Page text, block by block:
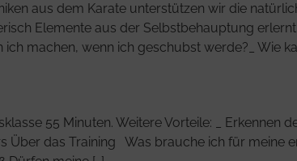
aus dem Karate ­unterstützen wir die
Elemente aus der Selbstbehauptung
machen, wenn ich geschubst werde?_ Wie
55 Minuten. Weitere Vorteile: _ Erkennen
Über das Training Was brauche ich für meine